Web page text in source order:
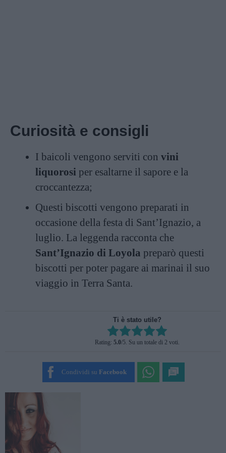
Curiosità e consigli
I baicoli vengono serviti con vini
liquorosi per esaltarne il sapore e la
croccantezza;
Questi biscotti vengono preparati in
occasione della festa di Sant’Ignazio, a
luglio. La leggenda racconta che
Sant’Ignazio di Loyola preparò questi
biscotti per poter pagare ai marinai il suo
viaggio in Terra Santa.
Ti è stato utile?
Rate this item:
SUBMIT RATING
Rating: 5.0/5. Su un totale di 2 voti.
Condividi su Facebook